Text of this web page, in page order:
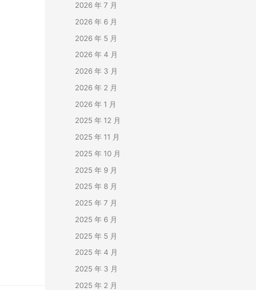
2026 年 7 月
2026 年 6 月
2026 年 5 月
2026 年 4 月
2026 年 3 月
2026 年 2 月
2026 年 1 月
2025 年 12 月
2025 年 11 月
2025 年 10 月
2025 年 9 月
2025 年 8 月
2025 年 7 月
2025 年 6 月
2025 年 5 月
2025 年 4 月
2025 年 3 月
2025 年 2 月